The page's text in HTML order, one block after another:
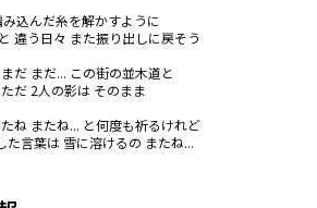
違う日々 また振り出しに戻そう
だ まだ... この街の並木道と
ただ 2人の影は そのまま
ね またね... と何度も祈るけれど
た言葉は 雪に溶けるの またね...